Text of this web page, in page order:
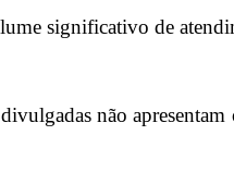
significativo de
não apresentam